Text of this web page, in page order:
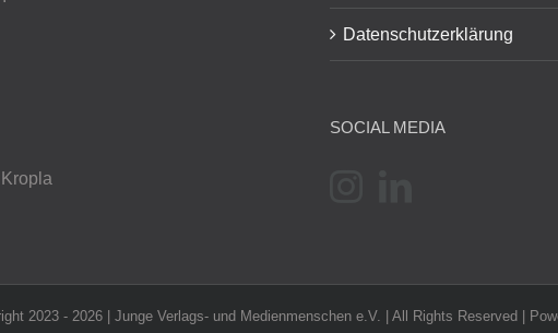
Datenschutzerklärung
SOCIAL MEDIA
2023 - 2026 | Junge Verlags- und Medienmenschen e.V. | All Rights Reserved |